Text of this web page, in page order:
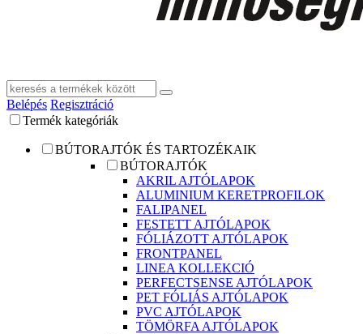
Belépés Regisztráció
Termék kategóriák
BÚTORAJTÓK ÉS TARTOZÉKAIK
BÚTORAJTÓK
AKRIL AJTÓLAPOK
ALUMINIUM KERETPROFILOK
FALIPANEL
FESTETT AJTÓLAPOK
FÓLIÁZOTT AJTÓLAPOK
FRONTPANEL
LINEA KOLLEKCIÓ
PERFECTSENSE AJTÓLAPOK
PET FÓLIÁS AJTÓLAPOK
PVC AJTÓLAPOK
TÖMÖRFA AJTÓLAPOK